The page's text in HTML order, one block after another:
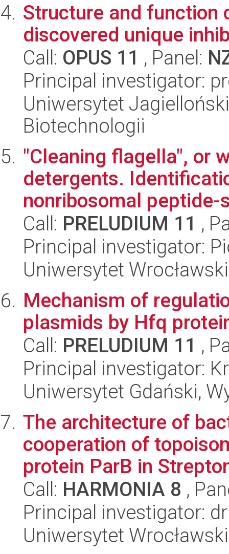
Structure and function
discovered unique
Call: OPUS 11 , Panel:
Principal investigator:
Uniwersytet
Biotechnologii
"Cleaning flagella", or
detergents.
nonribosomal peptide-
Call: PRELUDIUM 11 ,
Principal investigator:
Uniwersytet
Mechanism of
plasmids by Hfq
Call: PRELUDIUM 11 ,
Principal investigator:
Uniwersytet Gdański,
The architecture of
cooperation of
protein ParB in
Call: HARMONIA 8 ,
Principal investigator:
Uniwersytet